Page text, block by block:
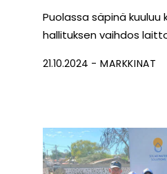
Puolassa säpinä
hallituksen vaihdos
21.10.2024 MARKKINAT